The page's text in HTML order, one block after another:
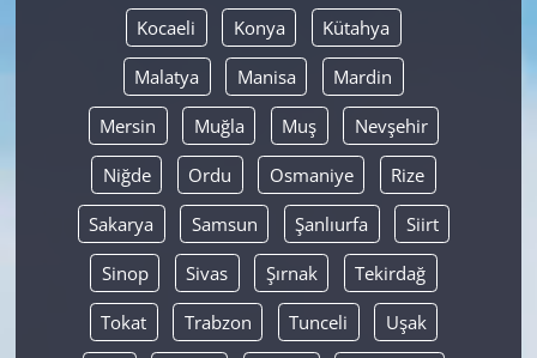
Kocaeli Konya Kütahya
Malatya Manisa Mardin
Mersin Muğla Muş Nevşehir
Niğde Ordu Osmaniye Rize
Sakarya Samsun Şanlıurfa Siirt
Sinop Sivas Şırnak Tekirdağ
Tokat Trabzon Tunceli Uşak